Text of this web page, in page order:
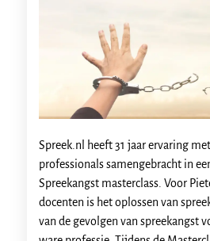
Spreek.nl heeft 31 jaar ervaring
professionals samengebracht in
Spreekangst masterclass. Voor
docenten is het oplossen van
van de gevolgen van spreekangst